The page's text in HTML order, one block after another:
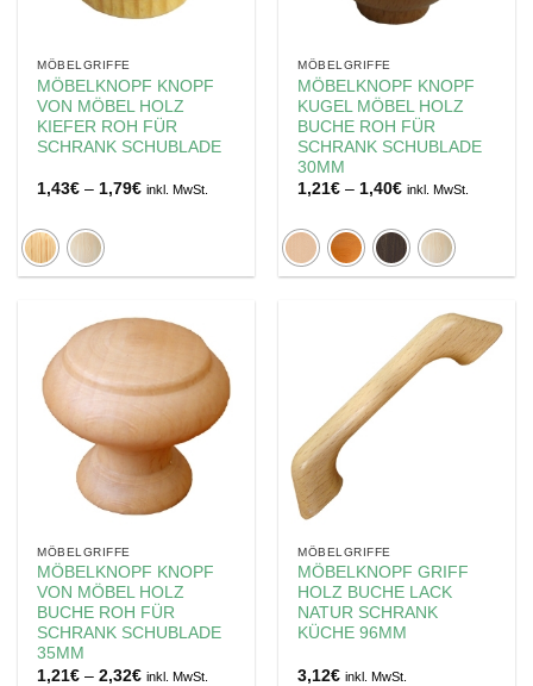
MÖBELGRIFFE
MÖBELKNOPF KNOPF
VON MÖBEL HOLZ
KIEFER ROH FÜR
SCHRANK SCHUBLADE
1,43€ –1,79€Preisspanne:
inkl. MwSt.
MÖBELGRIFFE
MÖBELKNOPF KNOPF
KUGEL MÖBEL HOLZ
BUCHE ROH FÜR
SCHRANK SCHUBLADE
30MM
1,21€ –1,40€Preisspanne:
1,40€
inkl. MwSt.
MÖBELGRIFFE
MÖBELKNOPF KNOPF
VON MÖBEL HOLZ
BUCHE ROH FÜR
SCHRANK SCHUBLADE
35MM
1,21€ –2,32€Preisspanne:
inkl. MwSt.
MÖBELGRIFFE
MÖBELKNOPF GRIFF
HOLZ BUCHE LACK
NATUR SCHRANK
KÜCHE 96MM
3,12€ inkl. MwSt.